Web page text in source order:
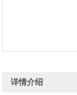
详情介绍